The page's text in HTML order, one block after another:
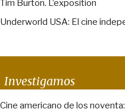
Tim Burton. L’exposition
Underworld USA: El cine
Investigamos
Cine americano de los